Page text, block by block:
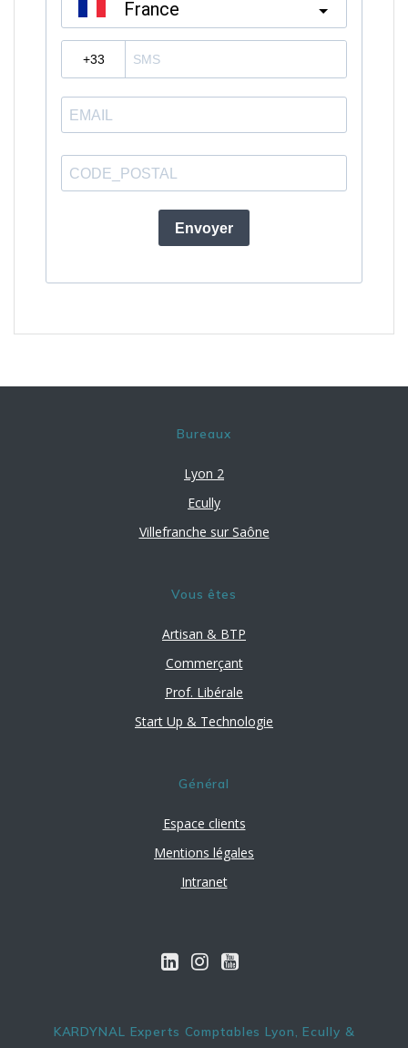
Bureaux
Lyon 2
Ecully
Villefranche sur Saône
Vous êtes
Artisan & BTP
Commerçant
Prof. Libérale
Start Up & Technologie
Général
Espace clients
Mentions légales
Intranet
KARDYNAL Experts Comptables Lyon, Ecully &